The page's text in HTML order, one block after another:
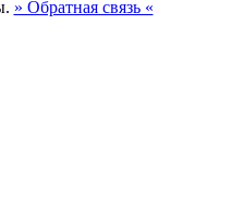
» Обратная связь «